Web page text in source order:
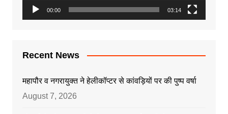
00:00 03:14
Recent News
महापौर व नगरायुक्त ने हेलीकॉप्टर से कांवड़ियों पर की पुष्प वर्षा
August 7, 2026